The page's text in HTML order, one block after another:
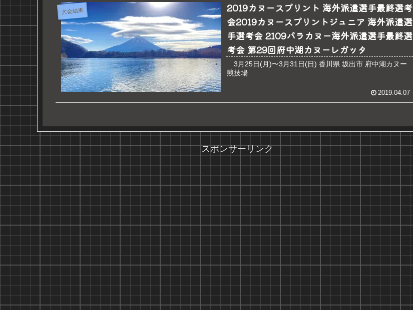
大会結果
2019カヌースプリント 海外派遣選手最終選考
会2019カヌースプリントジュニア 海外派遣選
手選考会 2109パラカヌー海外派遣選手最終選
考会 第29回府中湖カヌーレガッタ
3月25日(月)〜3月31日(日) 香川県 坂出市 府中湖カヌー
競技場
2019.04.07
スポンサーリンク